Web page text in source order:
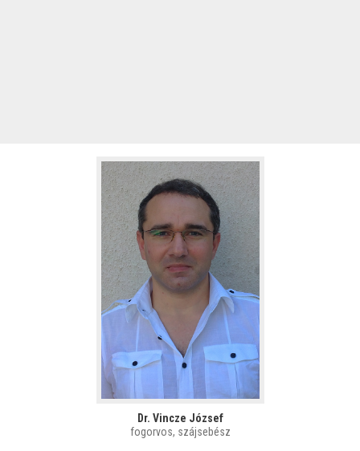
Dr. Vincze József
fogorvos, szájsebész